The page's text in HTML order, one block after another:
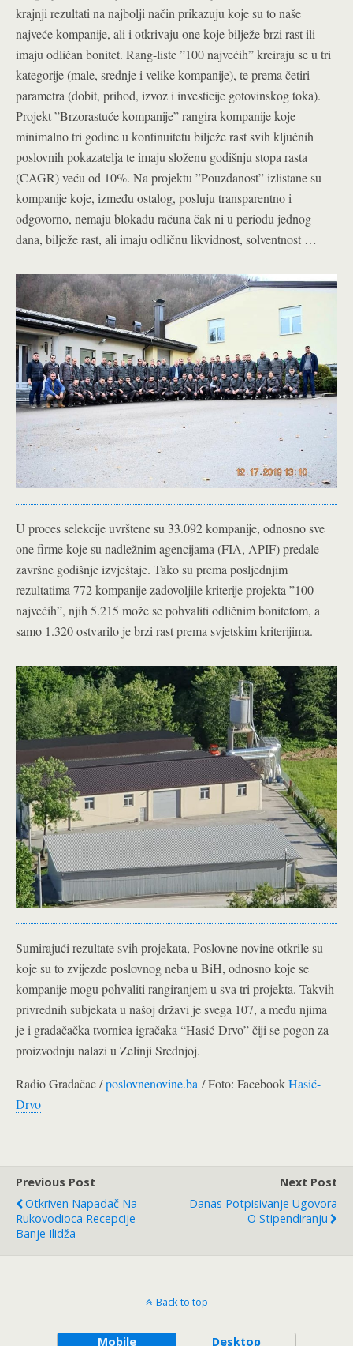
krajnji rezultati na najbolji način prikazuju koje su to naše
najveće kompanije, ali i otkrivaju one koje bilježe brzi rast ili
imaju odličan bonitet. Rang-liste ”100 najvećih” kreiraju se u tri
kategorije (male, srednje i velike kompanije), te prema četiri
parametra (dobit, prihod, izvoz i investicije gotovinskog toka).
Projekt ”Brzorastuće kompanije” rangira kompanije koje
minimalno tri godine u kontinuitetu bilježe rast svih ključnih
poslovnih pokazatelja te imaju složenu godišnju stopa rasta
(CAGR) veću od 10%. Na projektu ”Pouzdanost” izlistane su
kompanije koje, između ostalog, posluju transparentno i
odgovorno, nemaju blokadu računa čak ni u periodu jednog
dana, bilježe rast, ali imaju odličnu likvidnost, solventnost …
U proces selekcije uvrštene su 33.092 kompanije, odnosno sve
one firme koje su nadležnim agencijama (FIA, APIF) predale
završne godišnje izvještaje. Tako su prema posljednjim
rezultatima 772 kompanije zadovoljile kriterije projekta ”100
najvećih”, njih 5.215 može se pohvaliti odličnim bonitetom, a
samo 1.320 ostvarilo je brzi rast prema svjetskim kriterijima.
Sumirajući rezultate svih projekata, Poslovne novine otkrile su
koje su to zvijezde poslovnog neba u BiH, odnosno koje se
kompanije mogu pohvaliti rangiranjem u sva tri projekta. Takvih
privrednih subjekata u našoj državi je svega 107, a među njima
je i gradačačka tvornica igračaka “Hasić-Drvo” čiji se pogon za
proizvodnju nalazi u Zelinji Srednjoj.
Radio Gradačac /poslovnenovine.ba / Foto: FacebookHasić-
Drvo
Previous Post
Otkriven Napadač Na
Rukovodioca Recepcije
Banje Ilidža
Next Post
Danas Potpisivanje Ugovora
O Stipendiranju
Back to top
Mobile Desktop